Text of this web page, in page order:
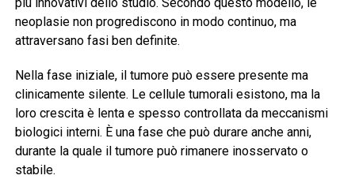
neoplasie non progrediscono in modo continuo, ma
attraversano fasi ben definite.
Nella fase iniziale, il tumore può essere presente ma
clinicamente silente. Le cellule tumorali esistono, ma la
loro crescita è lenta e spesso controllata da meccanismi
biologici interni. È una fase che può durare anche anni,
durante la quale il tumore può rimanere inosservato o
stabile.